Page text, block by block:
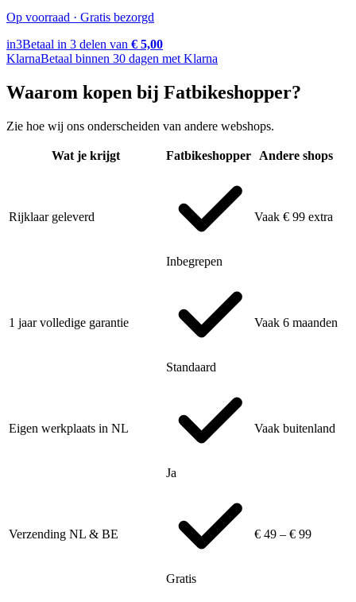
Op voorraad · Gratis bezorgd
in3Betaal in 3 delen van € 5,00
KlarnaBetaal binnen 30 dagen met Klarna
Waarom kopen bij Fatbikeshopper?
Zie hoe wij ons onderscheiden van andere webshops.
Wat je krijgt Fatbikeshopper Andere shops
Rijklaar geleverd
Inbegrepen
Vaak € 99 extra
1 jaar volledige garantie
Standaard
Vaak 6 maanden
Eigen werkplaats in NL
Ja
Vaak buitenland
Verzending NL & BE
Gratis
€ 49 – € 99